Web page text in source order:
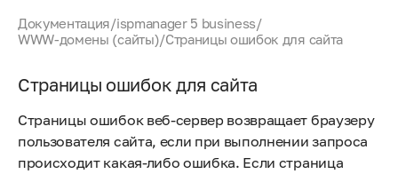
Документация/ispmanager 5 business/
WWW-домены (сайты)/Страницы ошибок для сайта
Страницы ошибок для сайта
Страницы ошибок веб-сервер возвращает браузеру
пользователя сайта, если при выполнении запроса
происходит какая-либо ошибка. Если страница